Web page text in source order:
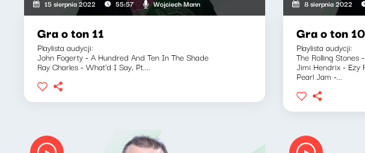
15 sierpnia 2022 55:57 Wojciech Mann
Gra o ton 11
Playlista audycji:
John Fogerty - A Hundred And Ten In The Shade
Ray Charles - What'd I Say, Pt....
8 sierpnia 2022
Gra o ton 10
Playlista audycji:
The Rolling Stones
Jimi Hendrix - Ezy
Pearl Jam -...